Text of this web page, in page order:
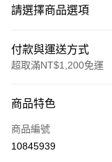
請選擇商品選項
付款與運送方式
超取滿NT$1,200免運
信用卡一次付款
信用卡分期付款
商品特色
商品編號
10845939